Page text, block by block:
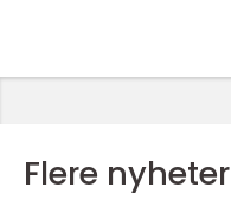
Flere nyheter